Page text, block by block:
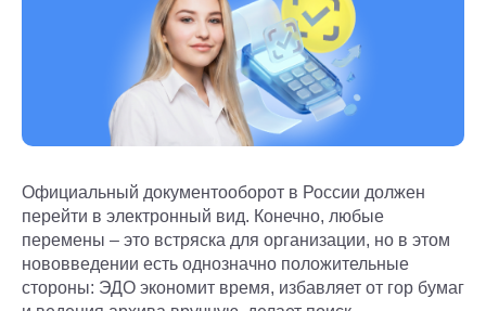
Официальный документооборот в России должен
перейти в электронный вид. Конечно, любые
перемены – это встряска для организации, но в этом
нововведении есть однозначно положительные
стороны: ЭДО экономит время, избавляет от гор бумаг